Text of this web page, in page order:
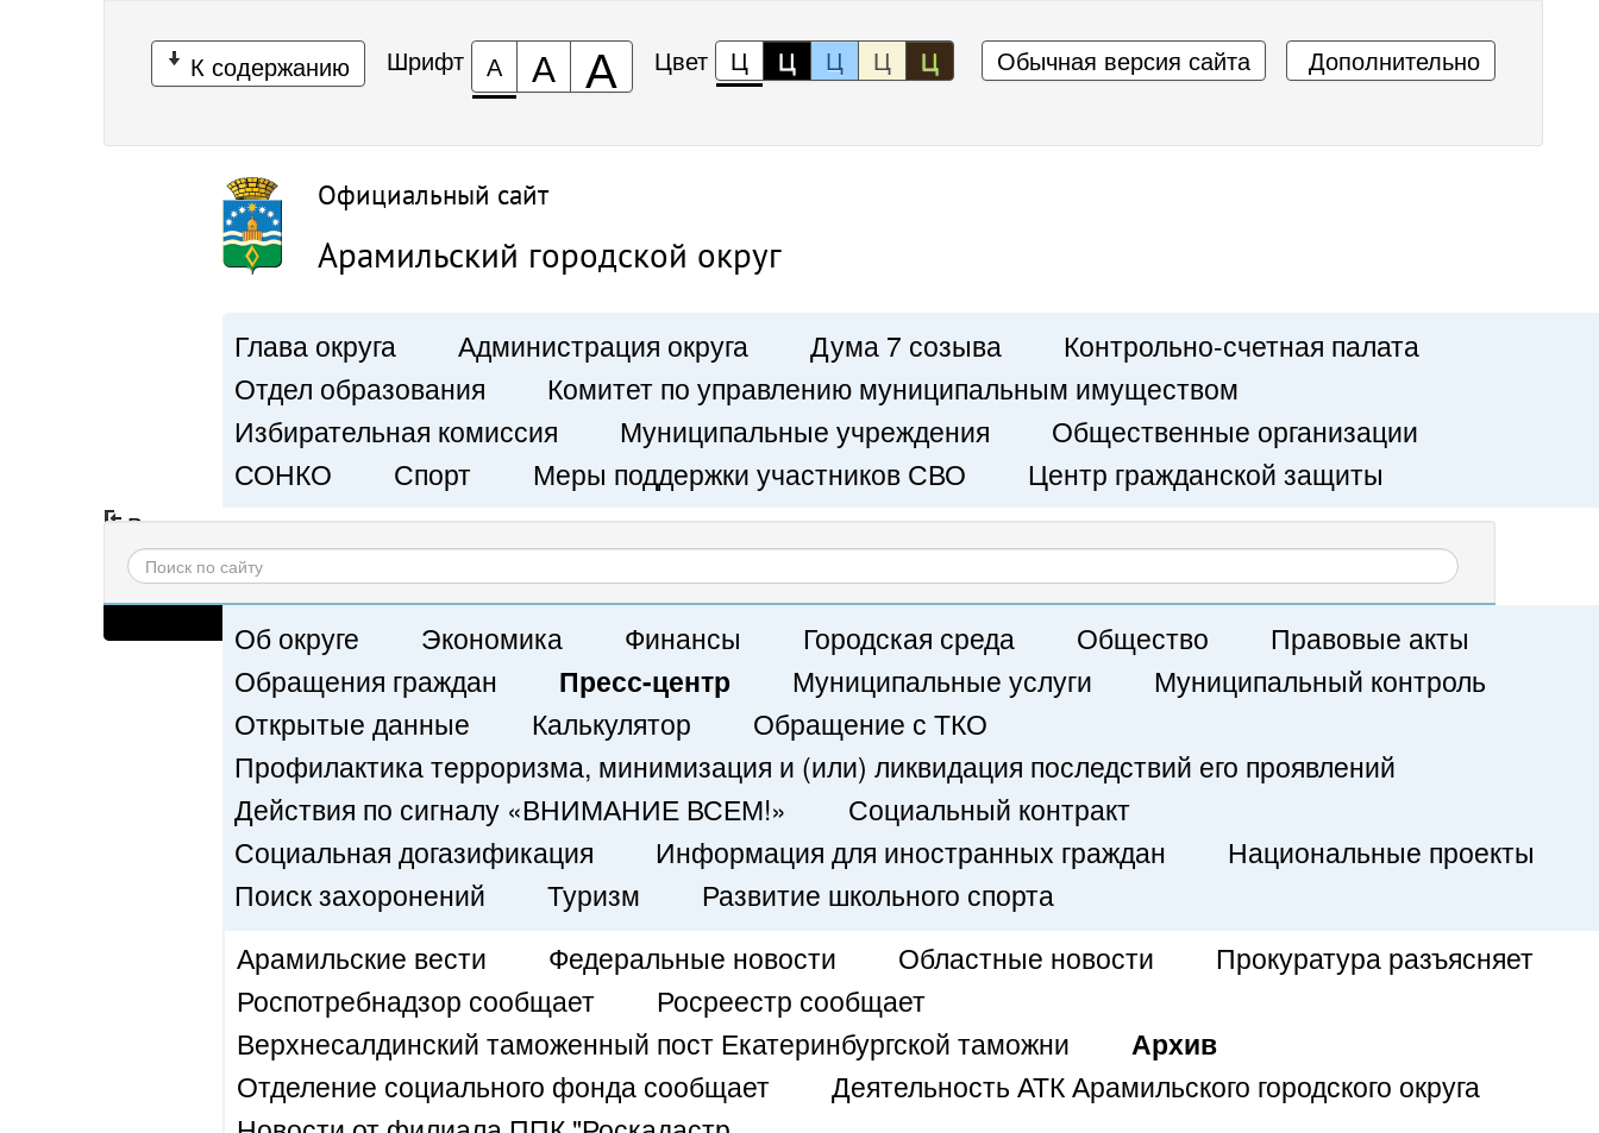
К содержанию Шрифт А А А Цвет Ц Ц Ц Ц Ц Обычная версия сайта Дополнительно
Официальный сайт
Арамильский городской округ
Глава округа Администрация округа Дума 7 созыва
Контрольно-счетная палата
Отдел образования
Комитет по управлению муниципальным имуществом
Избирательная комиссия
Муниципальные учреждения
Общественные организации
СОНКО
Спорт Меры поддержки участников СВО Центр гражданской защиты
Вход
Обычная версия сайта
Написать письмо
Об округе Экономика Финансы Городская среда Общество
Правовые акты
Обращения граждан
Пресс-центр Муниципальные услуги
Муниципальный контроль
Открытые данные
Калькулятор
Обращение с ТКО
Профилактика терроризма, минимизация и (или) ликвидация последствий его проявлений
Действия по сигналу «ВНИМАНИЕ ВСЕМ!»
Социальный контракт
Социальная догазификация
Информация для иностранных граждан
Национальные проекты
Поиск захоронений
Туризм
Развитие школьного спорта
Арамильские вести
Федеральные новости Областные новости
Прокуратура разъясняет
Роспотребнадзор сообщает
Росреестр сообщает
Верхнесалдинский таможенный пост Екатеринбургской таможни
Архив
Отделение социального фонда сообщает
Деятельность АТК Арамильского городского округа